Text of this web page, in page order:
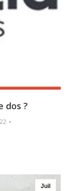
dos ?
Juil